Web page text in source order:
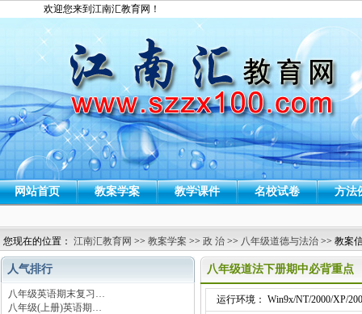
欢迎您来到江南汇教育网！
网站首页 教案学案 教学课件 名校试卷 方法
您现在的位置： 江南汇教育网 >> 教案学案 >> 政 治 >> 八年级道德与法治 >> 教案
人气排行
八年级英语期末复习…
八年级(上册)英语期…
八年级道法下册期中必背重点
运行环境： Win9x/NT/2000/XP/